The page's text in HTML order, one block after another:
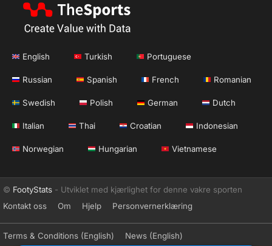
English Turkish Portuguese
Russian Spanish French Romanian
Swedish Polish German Dutch
Italian Thai Croatian Indonesian
Norwegian Hungarian Vietnamese
© FootyStats - Utviklet med kjærlighet for denne vakre sporten
Kontakt oss
Om Hjelp Personvernerklæring
Terms & Conditions (English) News (English)